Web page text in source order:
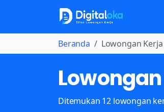
Beranda Lowongan
Ditemukan 12 lowongan